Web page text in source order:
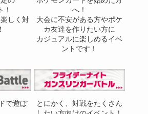
！
しく対
へ！
大会に不安がある方やポケ
カ友達を作りたい方に
カジュアルに楽しめるイベ
ントです！
で遊ぼ
とにかく、対戦をたくさん